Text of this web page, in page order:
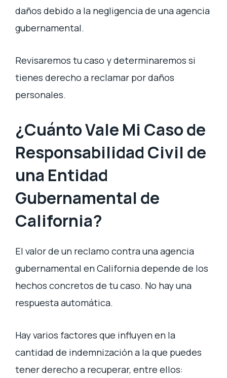
daños debido a la negligencia de una agencia
gubernamental.
Revisaremos tu caso y determinaremos si
tienes derecho a reclamar por daños
personales.
¿Cuánto Vale Mi Caso de
Responsabilidad Civil de
una Entidad
Gubernamental de
California?
El valor de un reclamo contra una agencia
gubernamental en California depende de los
hechos concretos de tu caso. No hay una
respuesta automática.
Hay varios factores que influyen en la
cantidad de indemnización a la que puedes
tener derecho a recuperar, entre ellos: